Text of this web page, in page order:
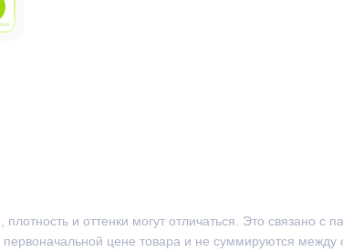
плотность и оттенки могут отличаться. Это связано с
цене товара и не суммируются между